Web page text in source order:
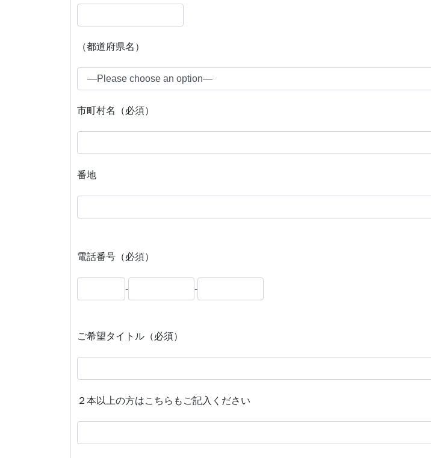
（都道府県名）
市町村名（必須）
番地
電話番号（必須）
- -
ご希望タイトル（必須）
２本以上の方はこちらもご記入ください